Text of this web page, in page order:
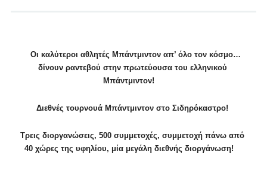
Οι καλύτεροι αθλητές Μπάντμιντον απ’ όλο τον κόσμο…
δίνουν ραντεβού στην πρωτεύουσα του ελληνικού
Μπάντμιντον!
Διεθνές τουρνουά Μπάντμιντον στο Σιδηρόκαστρο!
Τρεις διοργανώσεις, 500 συμμετοχές, συμμετοχή πάνω από
40 χώρες της υφηλίου, μία μεγάλη διεθνής διοργάνωση!